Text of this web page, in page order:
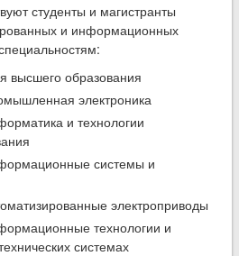
студенты и магистранты
и информационных
высшего образования
электроника
и технологии
системы и
электроприводы
технологии и
системах